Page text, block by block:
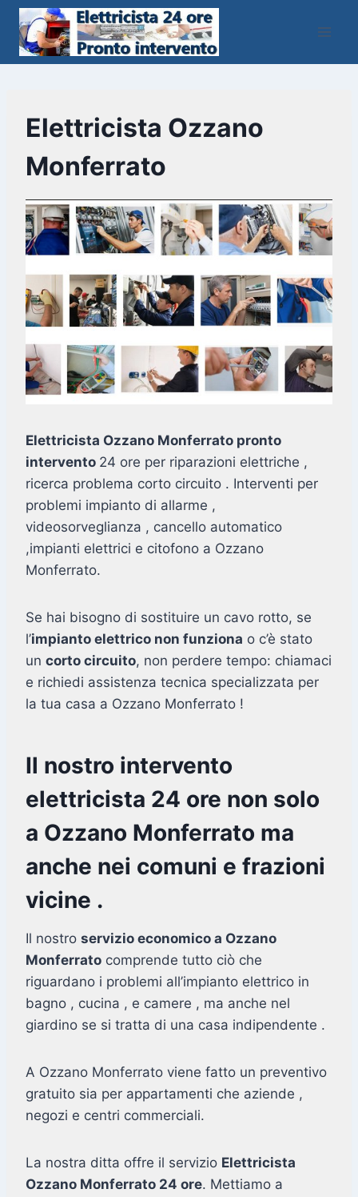
Salta
contenuto
Elettricista Ozzano
Monferrato
Elettricista Ozzano Monferrato pronto
intervento 24 ore per riparazioni elettriche ,
ricerca problema corto circuito . Interventi per
problemi impianto di allarme ,
videosorveglianza , cancello automatico
,impianti elettrici e citofono a Ozzano
Monferrato.
Se hai bisogno di sostituire un cavo rotto, se
l’impianto elettrico non funziona o c’è stato
un corto circuito, non perdere tempo: chiamaci
e richiedi assistenza tecnica specializzata per
la tua casa a Ozzano Monferrato !
Il nostro intervento
elettricista 24 ore non solo
a Ozzano Monferrato ma
anche nei comuni e frazioni
vicine .
Il nostro servizio economico a Ozzano
Monferrato comprende tutto ciò che
riguardano i problemi all’impianto elettrico in
bagno , cucina , e camere , ma anche nel
giardino se si tratta di una casa indipendente .
A Ozzano Monferrato viene fatto un preventivo
gratuito sia per appartamenti che aziende ,
negozi e centri commerciali.
La nostra ditta offre il servizio Elettricista
Ozzano Monferrato 24 ore. Mettiamo a